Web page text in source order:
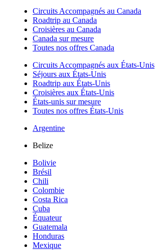
Circuits Accompagnés au Canada
Roadtrip au Canada
Croisières au Canada
Canada sur mesure
Toutes nos offres Canada
Circuits Accompagnés aux États-Unis
Séjours aux États-Unis
Roadtrip aux États-Unis
Croisières aux États-Unis
États-unis sur mesure
Toutes nos offres États-Unis
Argentine
Belize
Bolivie
Brésil
Chili
Colombie
Costa Rica
Cuba
Équateur
Guatemala
Honduras
Mexique